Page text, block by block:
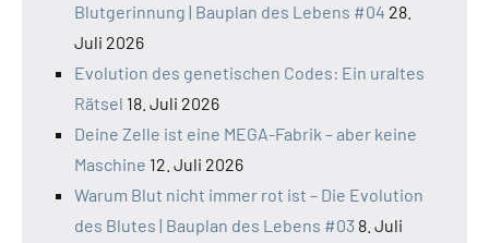
Blutgerinnung | Bauplan des Lebens #04 28.
Juli 2026
Evolution des genetischen Codes: Ein uraltes
Rätsel 18. Juli 2026
Deine Zelle ist eine MEGA-Fabrik – aber keine
Maschine 12. Juli 2026
Warum Blut nicht immer rot ist – Die Evolution
des Blutes | Bauplan des Lebens #03 8. Juli